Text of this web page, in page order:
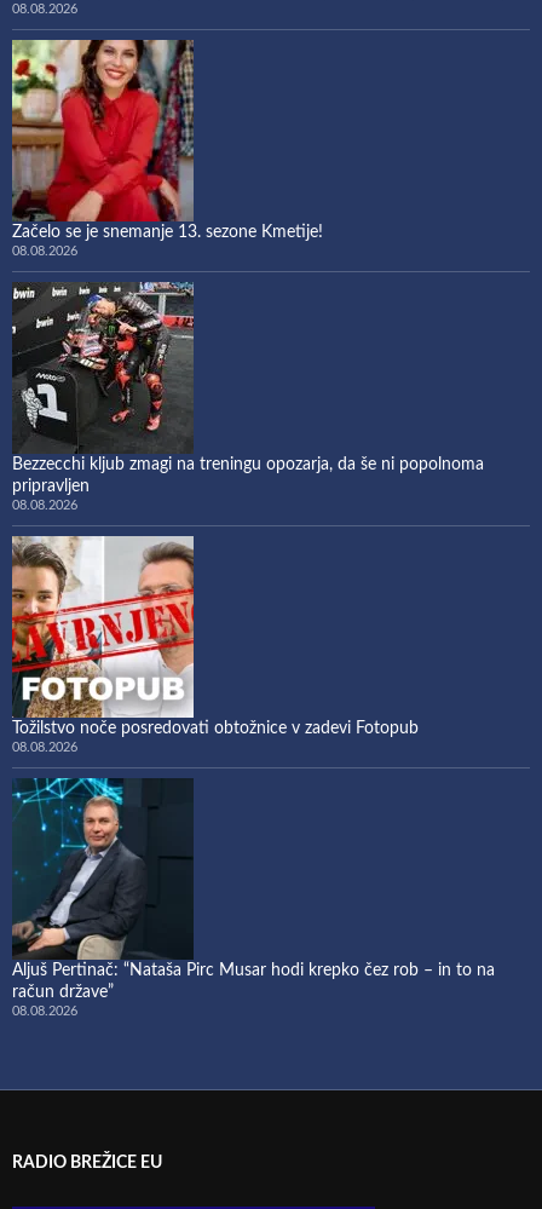
08.08.2026
Začelo se je snemanje 13. sezone Kmetije!
08.08.2026
Bezzecchi kljub zmagi na treningu opozarja, da še ni popolnoma
pripravljen
08.08.2026
Tožilstvo noče posredovati obtožnice v zadevi Fotopub
08.08.2026
Aljuš Pertinač: “Nataša Pirc Musar hodi krepko čez rob – in to na
račun države”
08.08.2026
RADIO BREŽICE EU